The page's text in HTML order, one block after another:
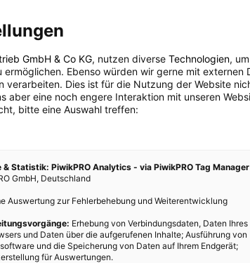
GmbH & Co KG, nutzen diverse Technologien,
ermöglichen. Ebenso würden wir gerne mit externen
verarbeiten. Dies ist für die Nutzung der Website
aber eine noch engere Interaktion mit unseren
bitte eine Auswahl treffen:
& Statistik: PiwikPRO Analytics - via PiwikPRO Tag Manager
GmbH, Deutschland
Auswertung zur Fehlerbehebung und Weiterentwicklung
Erhebung von Verbindungsdaten, Daten Ihres
und Daten über die aufgerufenen Inhalte; Ausführung von
und die Speicherung von Daten auf Ihrem Endgerät;
für Auswertungen.